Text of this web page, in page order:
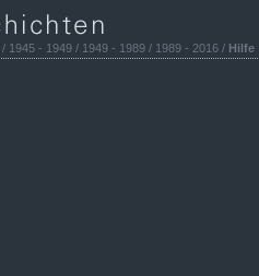
/ 1945 - 1949 / 1949 - 1989 / 1989 - 2016 / Hilfe